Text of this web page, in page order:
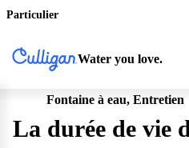
Particulier
Water you love.
Fontaine à eau, Entretien
La durée de vie